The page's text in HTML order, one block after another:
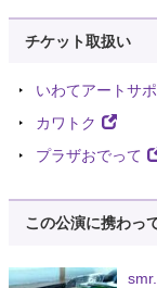
チケット取扱い
いわてアートサ
カワトク
プラザおでって
この公演に携わっ
smr.